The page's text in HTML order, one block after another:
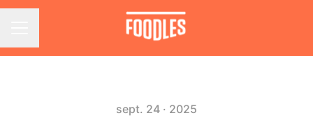
sept. 24 · 2025